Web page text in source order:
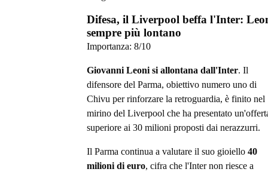
Difesa, il Liverpool beffa l'Inter:
sempre più lontano
Importanza: 8/10
Giovanni Leoni si allontana dall'Inter. Il
difensore del Parma, obiettivo numero uno di
Chivu per rinforzare la retroguardia, è finito nel
mirino del Liverpool che ha presentato
superiore ai 30 milioni proposti dai nerazzurri.
Il Parma continua a valutare il suo gioiello 40
milioni di euro, cifra che l'Inter non riesce a